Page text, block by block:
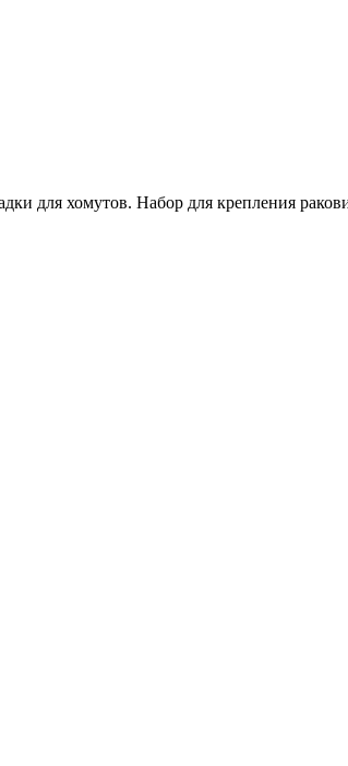
для хомутов. Набор для крепления